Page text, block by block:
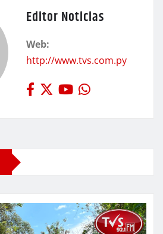
Editor Noticias
Web:
http://www.tvs.com.py